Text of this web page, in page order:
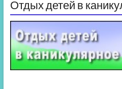
Отдых детей в